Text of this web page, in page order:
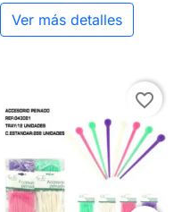
Ver más detalles
favorite_border